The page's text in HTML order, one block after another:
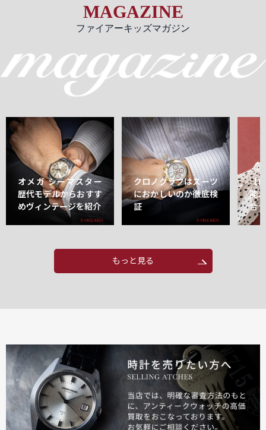
MAGAZINE
ファイアーキッズマガジン
オメガ シーマスター
歴代モデルからおすす
めヴィンテージを紹介
クロノグラフはスーツ
におかしいのか徹底検
証
【
能
合
もっと見る